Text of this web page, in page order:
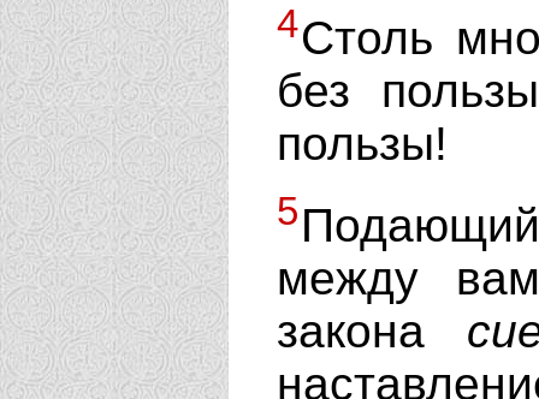
4Столь
без
пользы!
5
между
закона